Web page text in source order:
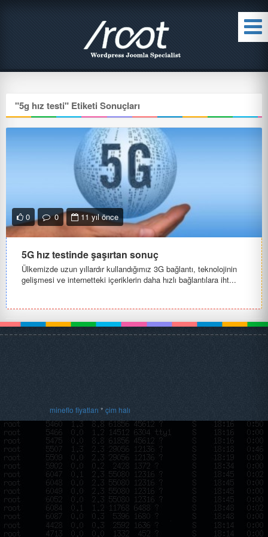
"5g hız testi" Etiketi Sonuçları
0 0 11 yıl önce
5G hız testinde şaşırtan sonuç
Ülkemizde uzun yıllardır kullandığımız 3G bağlantı, teknolojinin
gelişmesi ve internetteki içeriklerin daha hızlı bağlantılara iht...
mineflo fiyatları * çim halı